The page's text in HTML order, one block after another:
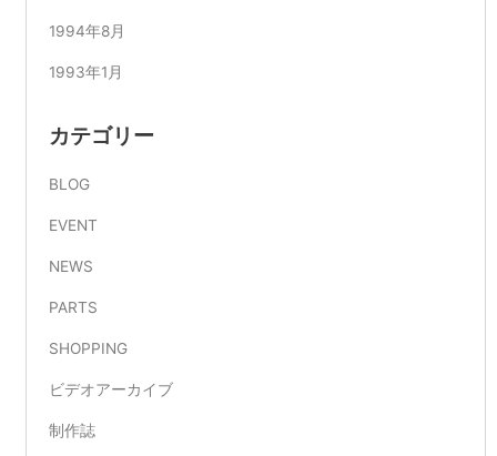
1994年8月
1993年1月
カテゴリー
BLOG
EVENT
NEWS
PARTS
SHOPPING
ビデオアーカイブ
制作誌